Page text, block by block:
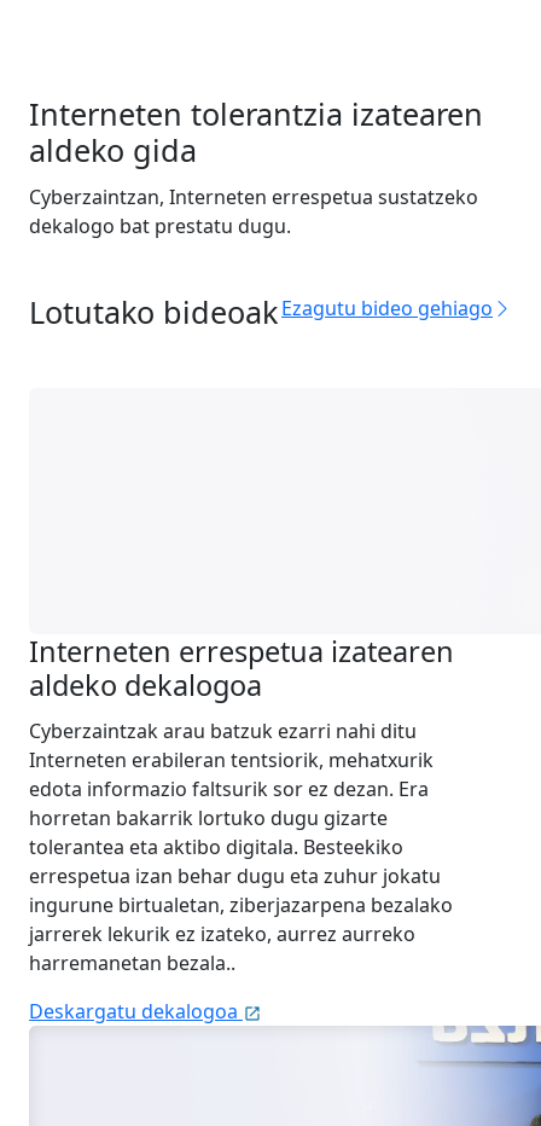
Interneten tolerantzia izatearen
aldeko gida
Cyberzaintzan, Interneten errespetua sustatzeko
dekalogo bat prestatu dugu.
Lotutako bideoakEzagutu bideo gehiago
Interneten errespetua izatearen
aldeko dekalogoa
Cyberzaintzak arau batzuk ezarri nahi ditu
Interneten erabileran tentsiorik, mehatxurik
edota informazio faltsurik sor ez dezan. Era
horretan bakarrik lortuko dugu gizarte
tolerantea eta aktibo digitala. Besteekiko
errespetua izan behar dugu eta zuhur jokatu
ingurune birtualetan, ziberjazarpena bezalako
jarrerek lekurik ez izateko, aurrez aurreko
harremanetan bezala..
Deskargatu dekalogoa